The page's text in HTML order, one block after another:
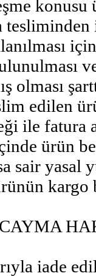
konusu
olması
edilen
ile fatura
ürün
sair yasal
kargo
iade